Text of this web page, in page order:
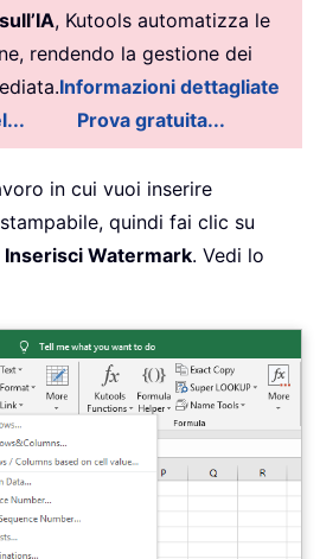
, Kutools automatizza le
rendendo la gestione dei
Informazioni dettagliate
Prova gratuita...
in cui vuoi inserire
quindi fai clic su
Inserisci Watermark. Vedi lo